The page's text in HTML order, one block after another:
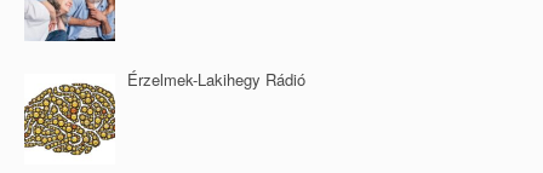
Érzelmek-Lakihegy Rádió